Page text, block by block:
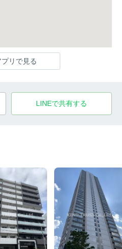
リで見る
LINEで共有する